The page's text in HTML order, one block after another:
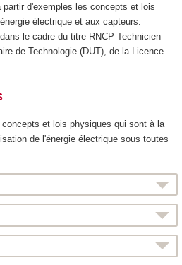
d'exemples les concepts et lois
électrique et aux capteurs.
le cadre du titre RNCP Technicien
de Technologie (DUT), de la Licence
et lois physiques qui sont à la
de l'énergie électrique sous toutes